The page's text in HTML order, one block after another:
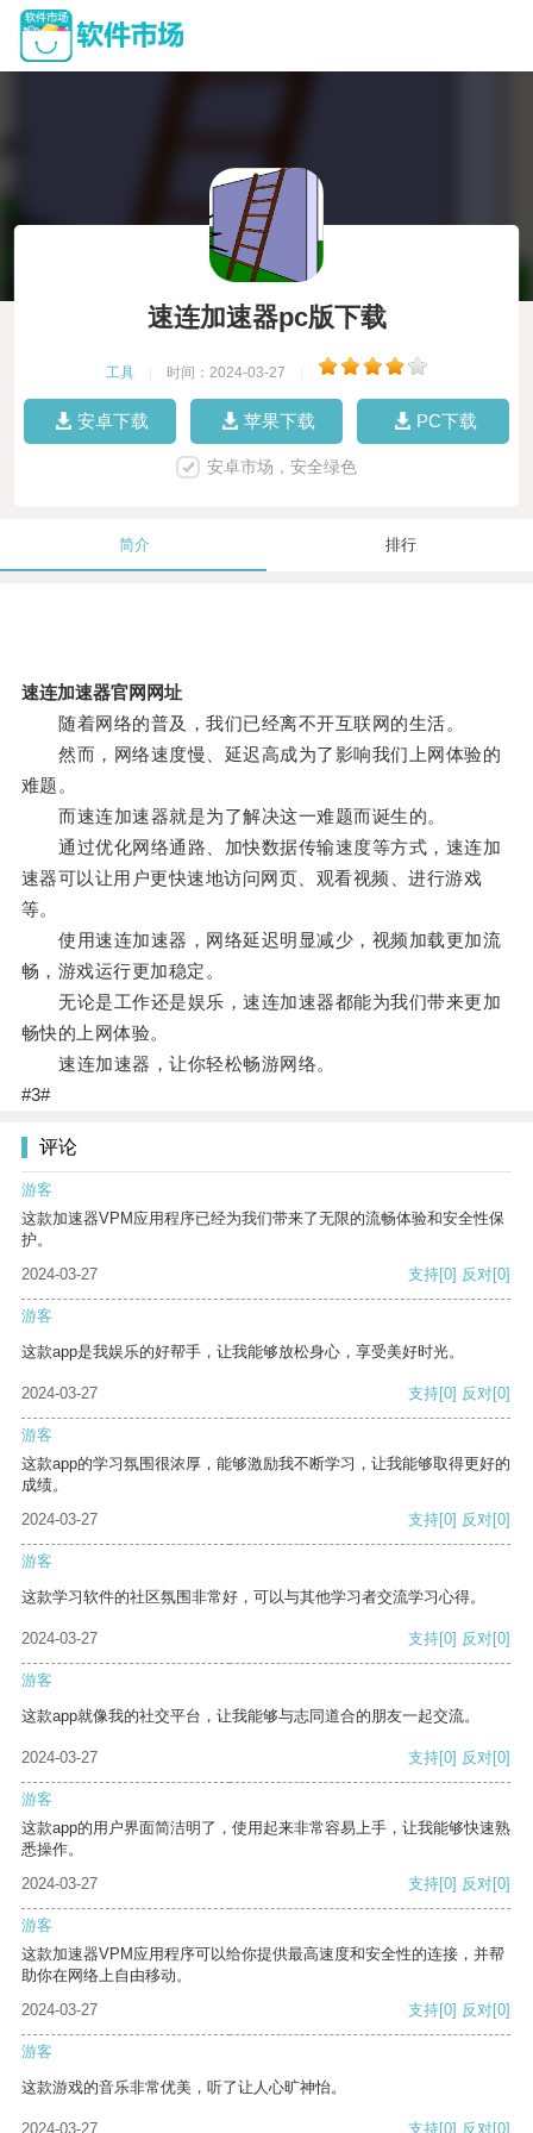
速连加速器pc版下载
工具 时间：2024-03-27
安卓下载 苹果下载 PC下载
安卓市场，安全绿色
简介 排行
速连加速器官网网址
随着网络的普及，我们已经离不开互联网的生活。
然而，网络速度慢、延迟高成为了影响我们上网体验的
难题。
而速连加速器就是为了解决这一难题而诞生的。
通过优化网络通路、加快数据传输速度等方式，速连加
速器可以让用户更快速地访问网页、观看视频、进行游戏
等。
使用速连加速器，网络延迟明显减少，视频加载更加流
畅，游戏运行更加稳定。
无论是工作还是娱乐，速连加速器都能为我们带来更加
畅快的上网体验。
速连加速器，让你轻松畅游网络。
#3#
评论
游客
这款加速器VPM应用程序已经为我们带来了无限的流畅体验和安全性保
护。
2024-03-27
支持[0] 反对[0]
游客
这款app是我娱乐的好帮手，让我能够放松身心，享受美好时光。
2024-03-27 支持[0] 反对[0]
游客
这款app的学习氛围很浓厚，能够激励我不断学习，让我能够取得更好的
成绩。
2024-03-27
支持[0] 反对[0]
游客
这款学习软件的社区氛围非常好，可以与其他学习者交流学习心得。
2024-03-27 支持[0] 反对[0]
游客
这款app就像我的社交平台，让我能够与志同道合的朋友一起交流。
2024-03-27 支持[0] 反对[0]
游客
这款app的用户界面简洁明了，使用起来非常容易上手，让我能够快速熟
悉操作。
2024-03-27
支持[0] 反对[0]
游客
这款加速器VPM应用程序可以给你提供最高速度和安全性的连接，并帮
助你在网络上自由移动。
2024-03-27
支持[0] 反对[0]
游客
这款游戏的音乐非常优美，听了让人心旷神怡。
2024-03-27 支持[0] 反对[0]